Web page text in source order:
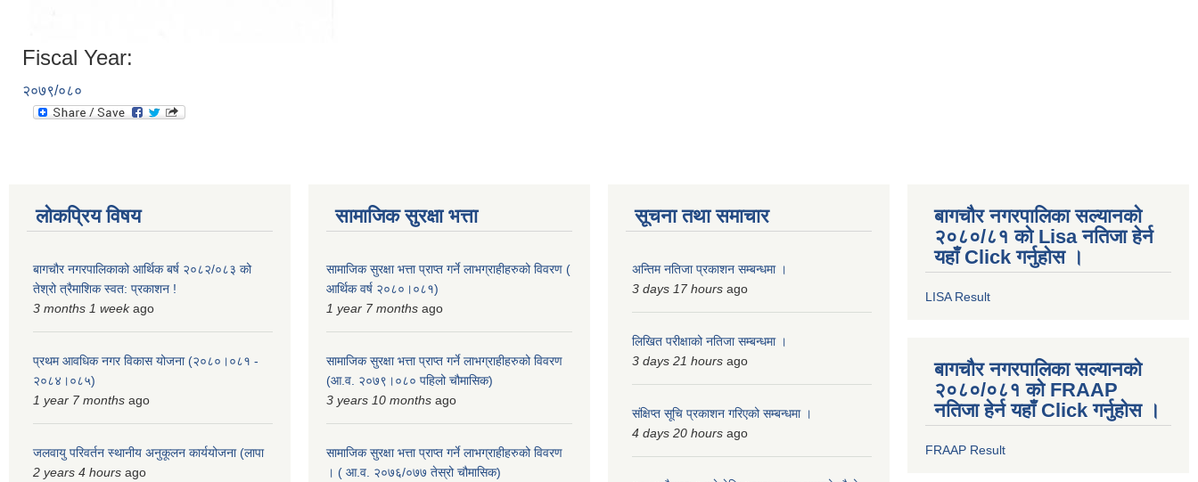
Fiscal Year:
२०७९/०८०
लोकप्रिय विषय
बागचौर नगरपालिकाको आर्थिक बर्ष २०८२/०८३ को
तेश्रो त्रैमाशिक स्वत: प्रकाशन !
3 months 1 weekago
प्रथम आवधिक नगर विकास योजना (२०८०।०८१ -
२०८४।०८५)
1 year 7 months ago
जलवायु परिवर्तन स्थानीय अनुकूलन कार्ययोजना (लापा
2 years 4 hours ago
सामाजिक सुरक्षा भत्ता
सामाजिक सुरक्षा भत्ता प्राप्त गर्ने लाभग्राहीहरुको विवरण (
आर्थिक वर्ष २०८०।०८१)
1 year 7 months ago
सामाजिक सुरक्षा भत्ता प्राप्त गर्ने लाभग्राहीहरुको विवरण
(आ.व. २०७९।०८० पहिलो चौमासिक)
3 years 10 months ago
सामाजिक सुरक्षा भत्ता प्राप्त गर्ने लाभग्राहीहरुको विवरण
। ( आ.व. २०७६/०७७ तेस्रो चौमासिक)
सूचना तथा समाचार
अन्तिम नतिजा प्रकाशन सम्बन्धमा ।
3 days 17 hours ago
लिखित परीक्षाको नतिजा सम्बन्धमा ।
3 days 21 hours ago
संक्षिप्त सूचि प्रकाशन गरिएको सम्बन्धमा ।
4 days 20 hours ago
बागचौर नगरपालिका सल्यानको
२०८०/८१ को Lisa नतिजा हेर्न
यहाँ Click गर्नुहोस ।
LISA Result
बागचौर नगरपालिका सल्यानको
२०८०/०८१ को FRAAP
नतिजा हेर्न यहाँ Click गर्नुहोस ।
FRAAP Result